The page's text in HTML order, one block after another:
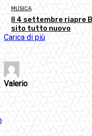
MUSICA
Il 4 settembre riapre
sito tutto nuovo
Carica di più
Valerio